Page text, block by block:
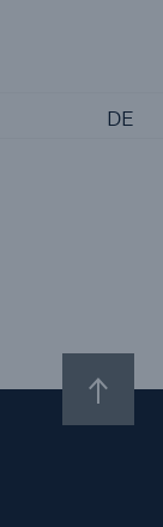
DE